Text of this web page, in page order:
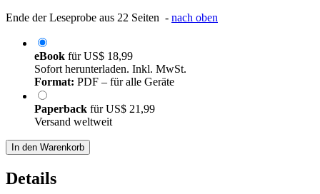
Ende der Leseprobe aus 22 Seiten - nach oben
eBook fürUS$ 18,99
Sofort herunterladen. Inkl. MwSt.
Format: PDF – für alle Geräte
Paperback fürUS$ 21,99
Versand weltweit
In den Warenkorb
Details